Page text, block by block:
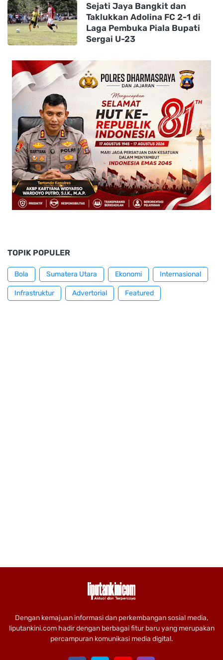
Sejati Jaya Bangkit dan
Taklukkan Adolina FC 2-1 di
Laga Pembuka Piala Bupati
Sergai U-23
TOPIK POPULER
Bola Sumatera Utara Ekonomi Internasional
Infrastruktur Advertorial Featured
Dengan kemajuan informasi dan perkembangan sosial media,
liputankini.com hadir dengan berbagai fitur baru yang merupakan
percampuran komunikasi media digital.